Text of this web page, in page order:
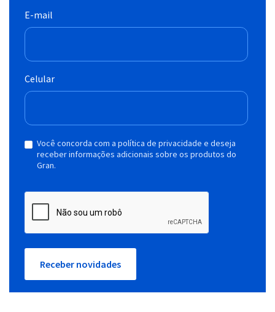
E-mail
Celular
Você concorda com a política de privacidade e deseja
receber informações adicionais sobre os produtos do
Gran.
Receber novidades